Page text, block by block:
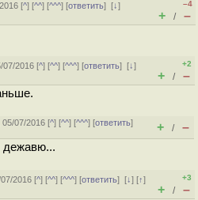
[^] [^^] [^^^] [ответить][↓]
–4
+ / –
07/2016 [^] [^^] [^^^] [ответить][↓]
+2
+ / –
05/07/2016 [^] [^^] [^^^] [ответить]
+ / –
дежавю...
2016 [^] [^^] [^^^] [ответить][↓] [↑]
+3
+ / –